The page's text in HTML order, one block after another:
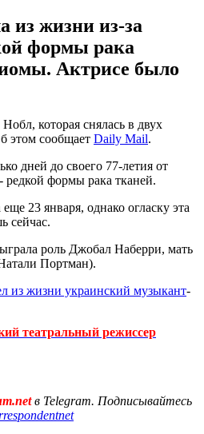
из жизни из-за
формы рака
Актрисе было
которая снялась в двух
этом сообщает Daily Mail.
дней до своего 77-летия от
формы рака тканей.
23 января, однако огласку эта
сейчас.
роль Джобал Наберри, мать
Портман).
из жизни украинский музыкант-
театральный режиссер
в Telegram. Подписывайтесь